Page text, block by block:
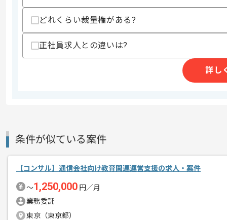
精算基準時間
支払いサイト
15日
エージェントからのコ
メント
複数案件を保有している企業ですので、
どれくらい裁量権がある?
正社員求人との違いは?
詳し
条件が似ている案件
【コンサル】通信会社向け教育関連運営支援の求人・案件
〜1,250,000 円／月
業務委託
東京（東京都）